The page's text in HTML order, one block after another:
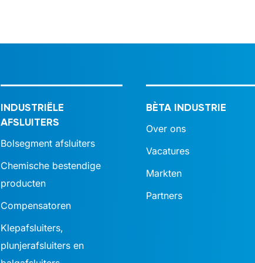
INDUSTRIËLE
AFSLUITERS
Bolsegment afsluiters
Chemische bestendige
producten
Compensatoren
Klepafsluiters,
plunjerafsluiters en
BÈTA INDUSTRIE
Over ons
Vacatures
Markten
Partners